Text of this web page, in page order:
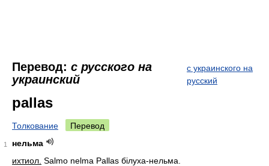
Перевод: с русского на
украинский
с украинского на
русский
pallas
Толкование Перевод
1
нельма
ихтиол. Salmo nelma Pallas білуха-нельма.